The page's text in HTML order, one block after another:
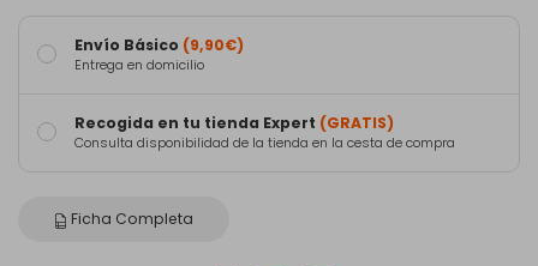
Envío Básico (9,90€)
Entrega en domicilio
Recogida en tu tienda Expert (GRATIS)
Consulta disponibilidad de la tienda en la cesta de compra
Ficha Completa